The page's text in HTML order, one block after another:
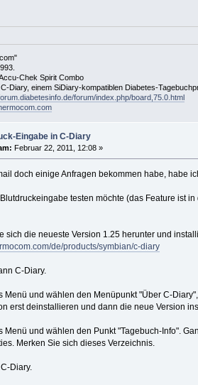
Chek Spirit Combo
Diary, einem SiDiary-kompatiblen Diabetes-
forum/index.php/board,75.0.html
Eingabe in C-Diary
Februar 22, 2011, 12:08 »
doch einige Anfragen bekommen habe, habe
testen möchte (das Feature ist
sich die neueste Version 1.25 herunter und
de/products/symbian/c-diary
C-Diary.
Menü und wählen den Menüpunkt "Über C-
erst deinstallieren und dann die neue Version
Menü und wählen den Punkt "Tagebuch-Info".
Merken Sie sich dieses Verzeichnis.
Diary.